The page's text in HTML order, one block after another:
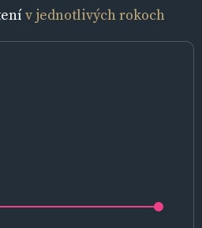
v jednotlivých rokoch